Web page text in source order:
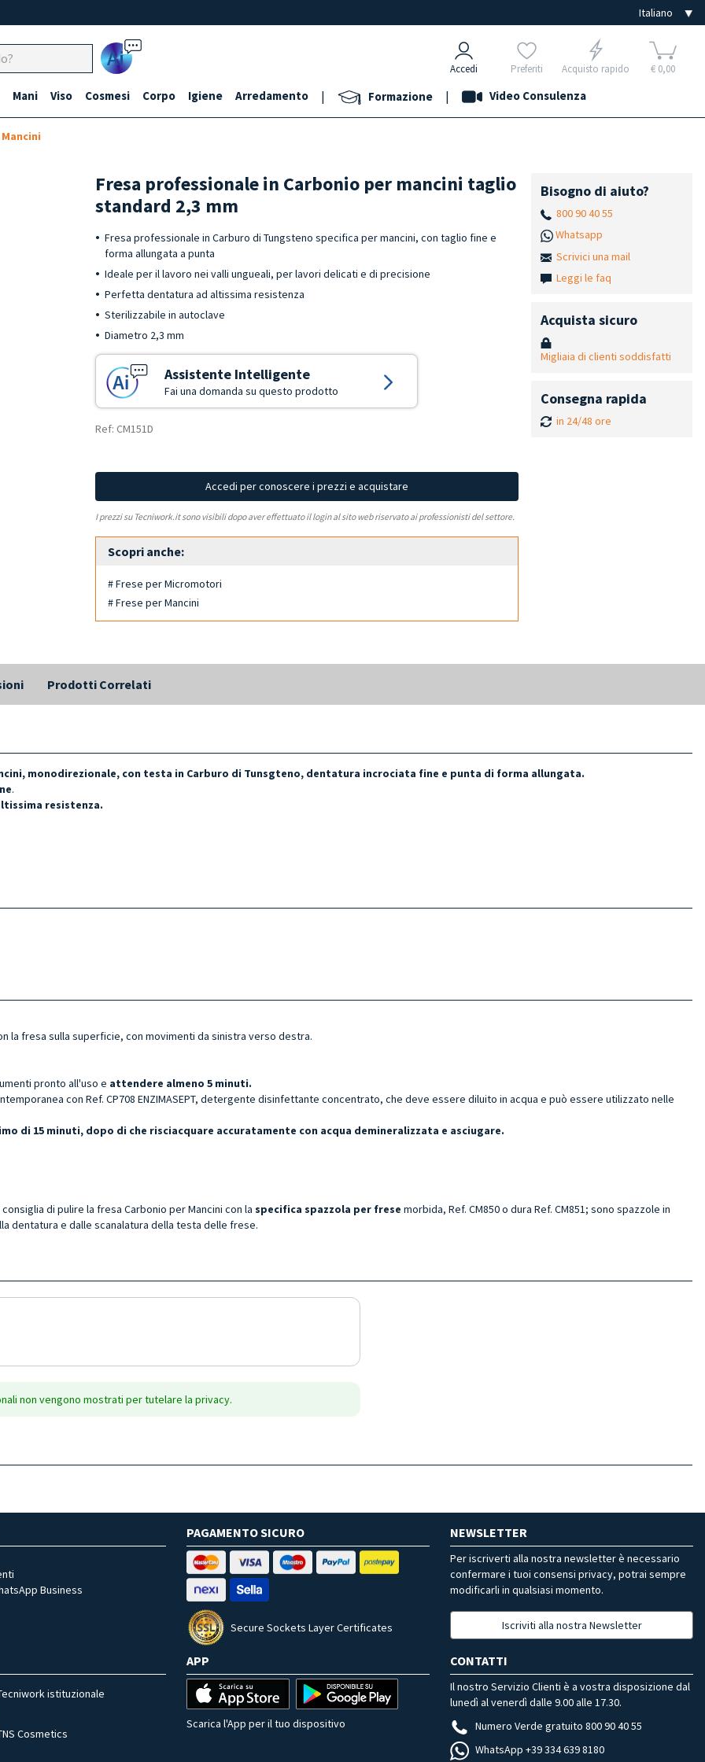
Ai Accedi Preferiti Acquisto rapido € 0,00
Mani Viso Cosmesi Corpo Igiene Arredamento | Formazione | Video Consulenza
Fresa professionale in Carbonio per mancini taglio
standard 2,3 mm
Fresa professionale in Carburo di Tungsteno specifica per mancini, con taglio fine e
forma allungata a punta
Ideale per il lavoro nei valli ungueali, per lavori delicati e di precisione
Perfetta dentatura ad altissima resistenza
Sterilizzabile in autoclave
Diametro 2,3 mm
Assistente Intelligente
Fai una domanda su questo prodotto
Ref: CM151D
Accedi per conoscere i prezzi e acquistare
I prezzi su Tecniwork.it sono visibili dopo aver effettuato il login al sito web riservato ai professionisti del settore.
Scopri anche:
# Frese per Micromotori
# Frese per Mancini
Bisogno di aiuto?
800 90 40 55
Whatsapp
Scrivici una mail
Leggi le faq
Acquista sicuro
Migliaia di clienti soddisfatti
Consegna rapida
in 24/48 ore
Prodotti Correlati
monodirezionale, con testa in Carburo di Tunsgteno, dentatura incrociata fine e punta di forma allungata.
.
resistenza.
la fresa sulla superficie, con movimenti da sinistra verso destra.
pronto all'uso e attendere almeno 5 minuti.
con Ref. CP708 ENZIMASEPT, detergente disinfettante concentrato, che deve essere diluito in acqua e può essere utilizzato nelle
di 15 minuti, dopo di che risciacquare accuratamente con acqua demineralizzata e asciugare.
consiglia di pulire la fresa Carbonio per Mancini con la specifica spazzola per frese morbida, Ref. CM850 o dura Ref. CM851; sono spazzole in
dentatura e dalle scanalatura della testa delle frese.
non vengono mostrati per tutelare la privacy.
Business
PAGAMENTO SICURO
Secure Sockets Layer Certificates
NEWSLETTER
Per iscriverti alla nostra newsletter è necessario
confermare i tuoi consensi privacy, potrai sempre
modificarli in qualsiasi momento.
Iscriviti alla nostra Newsletter
istituzionale
Cosmetics
APP
Scarica l'App per il tuo dispositivo
CONTATTI
Il nostro Servizio Clienti è a vostra disposizione dal
lunedì al venerdì dalle 9.00 alle 17.30.
Numero Verde gratuito 800 90 40 55
WhatsApp +39 334 639 8180